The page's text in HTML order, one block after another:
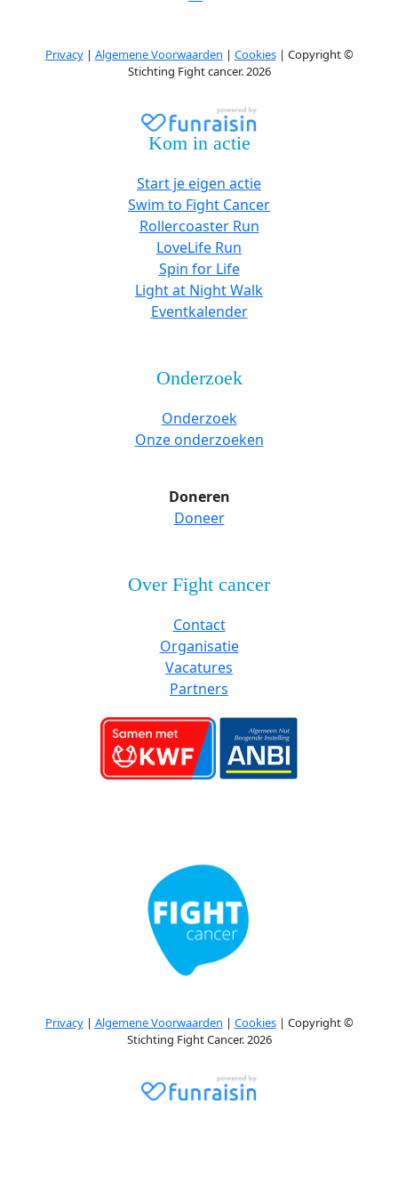
Privacy| Algemene Voorwaarden | Cookies| Copyright ©
Stichting Fight cancer. 2026
Kom in actie
Start je eigen actie
Swim to Fight Cancer
Rollercoaster Run
LoveLife Run
Spin for Life
Light at Night Walk
Eventkalender
Onderzoek
Onderzoek
Onze onderzoeken
Doneren
Doneer
Over Fight cancer
Contact
Organisatie
Vacatures
Partners
Privacy| Algemene Voorwaarden | Cookies| Copyright ©
Stichting Fight Cancer. 2026